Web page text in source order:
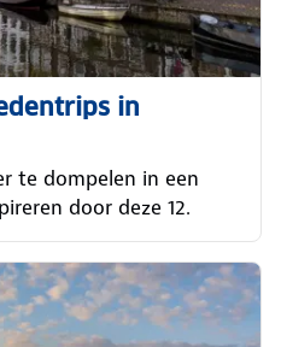
in
te dompelen in een
door deze 12.